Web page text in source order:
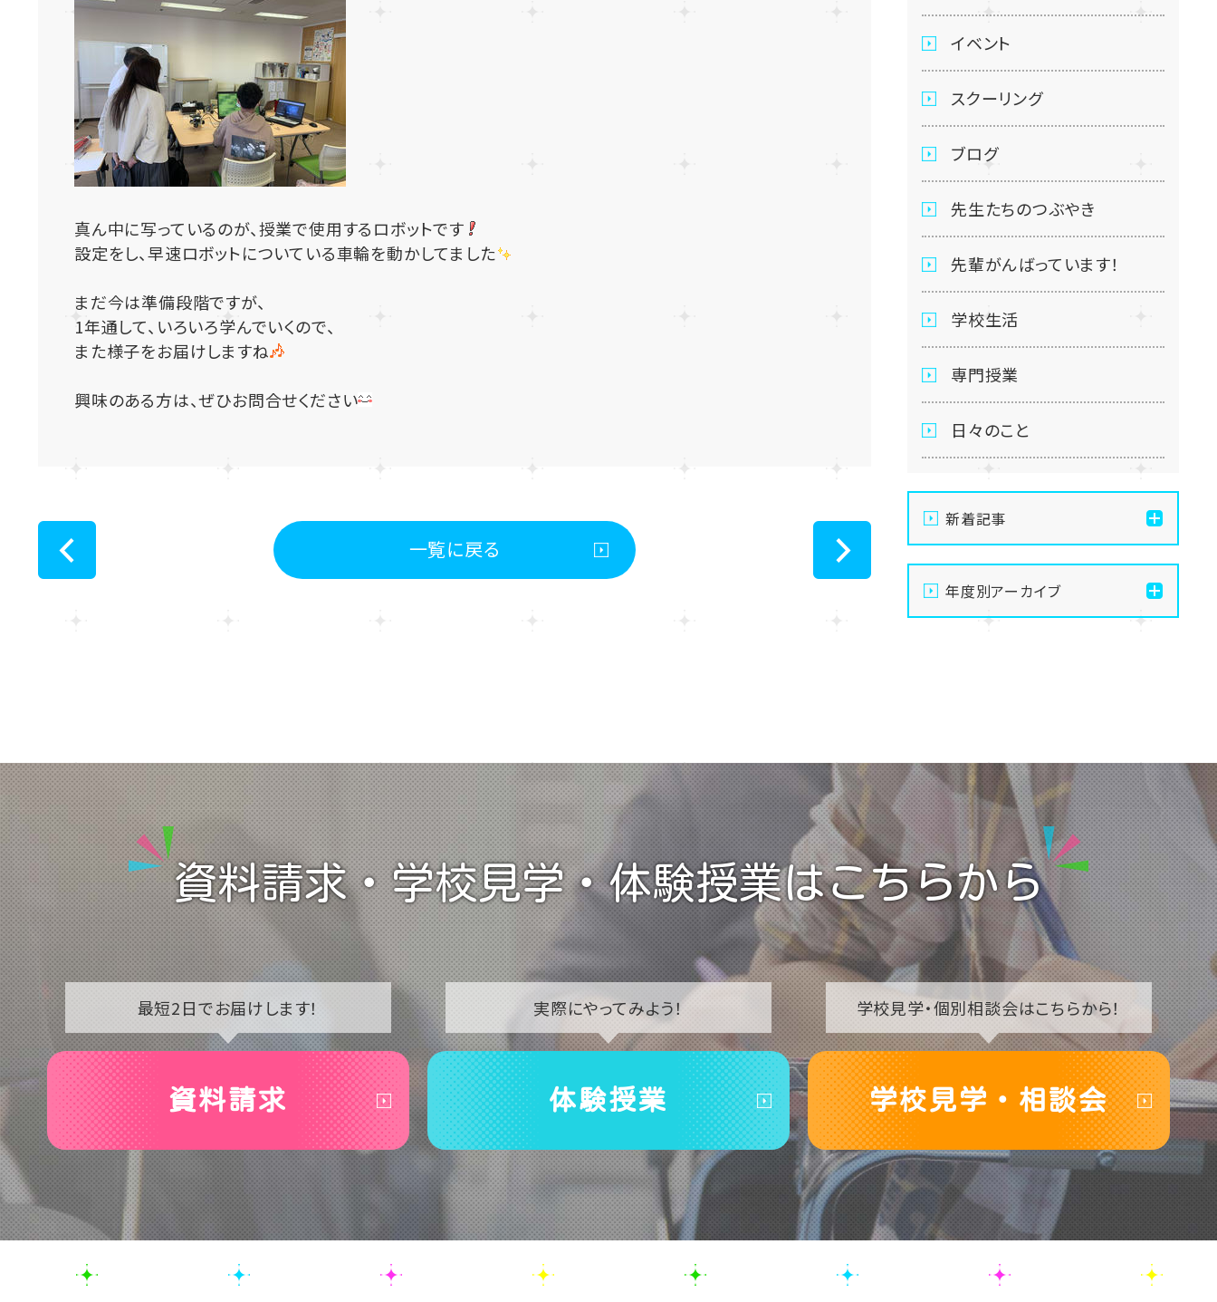
真ん中に写っているのが、授業で使用するロボットです
設定をし、早速ロボットについている車輪を動かしてました
まだ今は準備段階ですが、
1年通して、いろいろ学んでいくので、
また様子をお届けしますね
興味のある方は、ぜひお問合せください
一覧に戻る
イベント
スクーリング
ブログ
先生たちのつぶやき
先輩がんばっています！
学校生活
専門授業
日々のこと
新着記事
【浜松】面談室夏仕様にな
りました⭐
【浜松】金融リテラシー講座
💰直前対策＆検定を実施！
【浜松】8/8（土）夏まつり待
ってます🍧
【浜松】個別相談会
★Googleカレンダーから
もご予約可能です！
年度別アーカイブ
2023
2022
2021
2020
資料請求・学校見学・体験授業はこちらから
最短2日でお届けします！
資料請求
実際にやってみよう！
体験授業
学校見学・個別相談会はこちらから！
学校見学・相談会